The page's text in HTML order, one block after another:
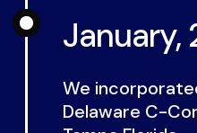
January,
We
Delaware C-